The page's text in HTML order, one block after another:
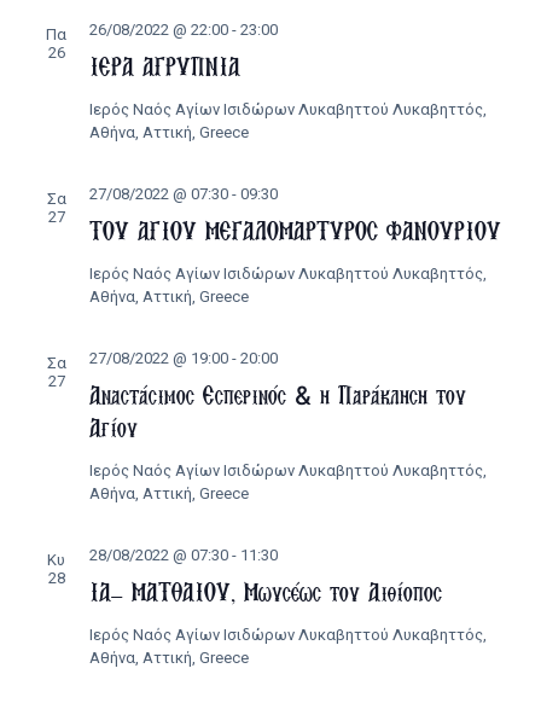
Πα
26
ΙΕΡΑ ΑΓΡΥΠΝΙΑ
26/08/2022 @ 22:00- 23:00
Ιερός Ναός Αγίων Ισιδώρων Λυκαβηττού Λυκαβηττός,
Αθήνα, Αττική, Greece
Σα
27
ΤΟΥ ΑΓΙΟΥ ΜΕΓΑΛΟΜΑΡΤΥΡΟΣ ΦΑΝΟΥΡΙΟΥ
27/08/2022 @ 07:30- 09:30
Ιερός Ναός Αγίων Ισιδώρων Λυκαβηττού Λυκαβηττός,
Αθήνα, Αττική, Greece
Σα
27
Αναστάσιμος Εσπερινός & η Παράκληση του
Αγίου
27/08/2022 @ 19:00- 20:00
Ιερός Ναός Αγίων Ισιδώρων Λυκαβηττού Λυκαβηττός,
Αθήνα, Αττική, Greece
Κυ
28
ΙΑ’ ΜΑΤΘΑΙΟΥ, Μωυσέως του Αιθίοπος
28/08/2022 @ 07:30- 11:30
Ιερός Ναός Αγίων Ισιδώρων Λυκαβηττού Λυκαβηττός,
Αθήνα, Αττική, Greece